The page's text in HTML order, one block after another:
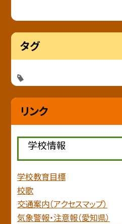
タグ
リンク
学校情報
学校教育目標
校歌
交通案内（アクセスマップ）
気象警報・注意報（愛知県）